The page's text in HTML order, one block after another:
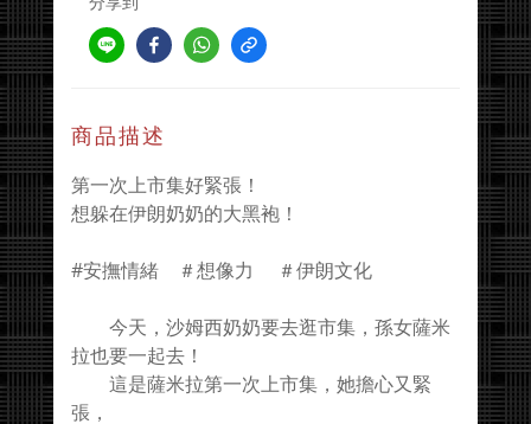
商品描述
第一次上市集好緊張！
想躲在伊朗奶奶的大黑袍！
#安撫情緒 ＃想像力 ＃伊朗文化
今天，沙姆西奶奶要去逛市集，孫女薩米
拉也要一起去！
這是薩米拉第一次上市集，她擔心又緊
張，